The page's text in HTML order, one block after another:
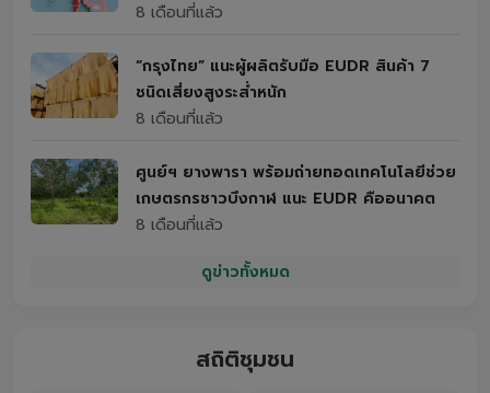
8 เดือนที่แล้ว
“กรุงไทย” แนะผู้ผลิตรับมือ EUDR สินค้า 7
ชนิดเสี่ยงสูงระส่ำหนัก
8 เดือนที่แล้ว
ศูนย์ฯ ยางพารา พร้อมถ่ายทอดเทคโนโลยีช่วย
เกษตรกรชาวบึงกาฬ แนะ EUDR คืออนาคต
8 เดือนที่แล้ว
ดูข่าวทั้งหมด
สถิติชุมชน